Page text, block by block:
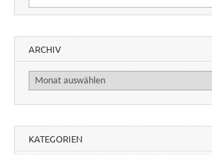
ARCHIV
Archiv
KATEGORIEN